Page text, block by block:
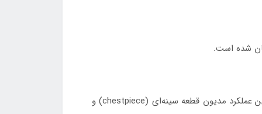
شده است.
گوشی‌های پزشکی مستر کاردیولوژی لیتمن بالاترین عملکرد سمع در میان گوشی‌های غیر دیجیتال لیتمن را ثبت کرده‌اند. این عملکرد مدیون قطعه سینه‌ای (chestpiece) و